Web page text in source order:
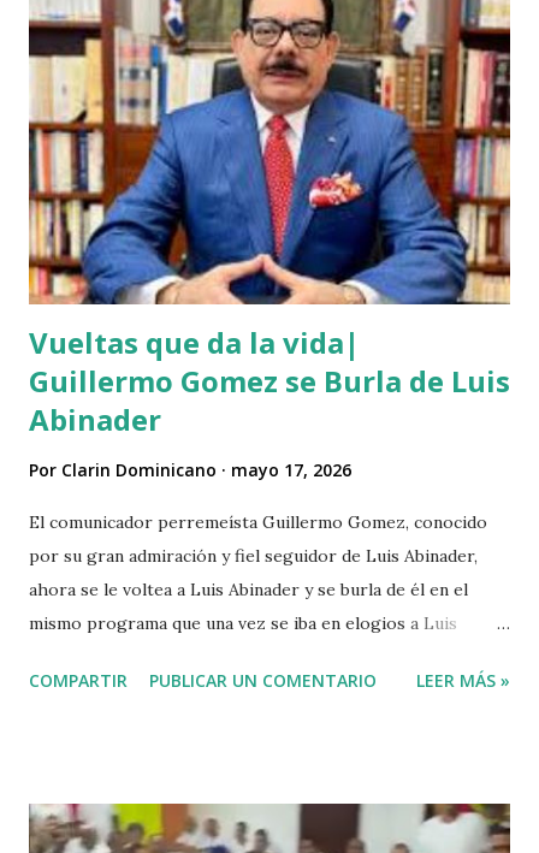
dinero, por lo que este a su vez se mantuvo esperando el
momento oportuno para cometer el hecho y asaltarlo,
según versiones el haitiano era adicto a las drogas y por
eso le pidió el dinero prestado. Las versiones de los
comunitarios indican que el asesino tenía su ropa empapada
de sangre y que éste se bañó y de dejó las ropas
ensangrentada tirada en el lugar donde vivía, luego empredi
ó la huida. Éste es solo uno de múltiples asesinatos
cometidos por haiti...
Vueltas que da la vida|
Guillermo Gomez se Burla de Luis
Abinader
Por Clarin Dominicano mayo 17, 2026
El comunicador perremeísta Guillermo Gomez, conocido
por su gran admiración y fiel seguidor de Luis Abinader,
ahora se le voltea a Luis Abinader y se burla de él en el
mismo programa que una vez se iba en elogios a Luis
COMPARTIR PUBLICAR UN COMENTARIO LEER MÁS »